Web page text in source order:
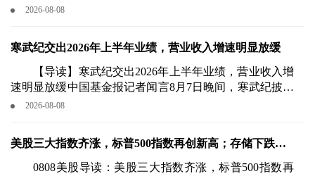
矿、稀土磁铁等项目，并向西拉纳米技术公司等企业提供
2026-08-08
寒武纪交出2026年上半年业绩，营业收入增速明显放缓
【导读】寒武纪交出2026年上半年业绩，营业收入增
速明显放缓中国基金报记者闻言8月7日晚间，寒武纪披露
了2026年半年报。
2026-08-08
美股三大指数齐涨，标普500指数再创新高；存储下跌，
光通信上涨；SpaceX大涨近16%，解禁两日累升23%
0808美股导读：美股三大指数齐涨，标普500指数再